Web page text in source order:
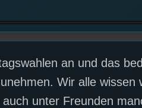
an und das
Wir alle
unter Freunden